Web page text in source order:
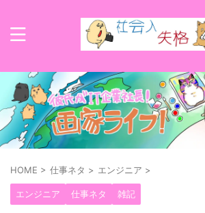
HOME > 仕事ネタ > エンジニア >
エンジニア 仕事ネタ 雑記